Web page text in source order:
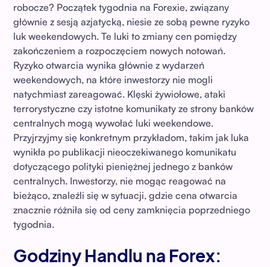
robocze? Początek tygodnia na Forexie, związany
głównie z sesją azjatycką, niesie ze sobą pewne ryzyko
luk weekendowych. Te luki to zmiany cen pomiędzy
zakończeniem a rozpoczęciem nowych notowań.
Ryzyko otwarcia wynika głównie z wydarzeń
weekendowych, na które inwestorzy nie mogli
natychmiast zareagować. Klęski żywiołowe, ataki
terrorystyczne czy istotne komunikaty ze strony banków
centralnych mogą wywołać luki weekendowe.
Przyjrzyjmy się konkretnym przykładom, takim jak luka
wynikła po publikacji nieoczekiwanego komunikatu
dotyczącego polityki pieniężnej jednego z banków
centralnych. Inwestorzy, nie mogąc reagować na
bieżąco, znaleźli się w sytuacji, gdzie cena otwarcia
znacznie różniła się od ceny zamknięcia poprzedniego
tygodnia.
Godziny Handlu na Forex: